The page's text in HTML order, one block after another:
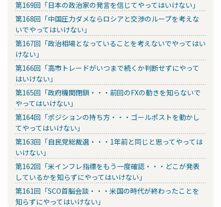
第169回「日本の政治家の発言を信じてやってはいけない」
第168回「中国圧力ダメならロシアと交渉のループを考えな
いでやってはいけない」
第167回「政治相場となっていることを考えないでやってはい
けない」
第166回「高市トレードがいつまで続くか判断せずにやって
はいけない」
第165回「政府機関閉鎖・・・前回のFXの動きを知らないで
やってはいけない」
第164回「ポジションの持ち方・・・ゴールポストを動かし
てやってはいけない」
第163回「自民党総裁選・・・1年前と同じと思ってやっては
いけない」
第162回「米インフレ指標をもう一度確認・・・どこが発表
しているかを知らずにやってはいけない」
第161回「SCO首脳会談・・・米国の時代が終わったことを
知らずにやってはいけない」